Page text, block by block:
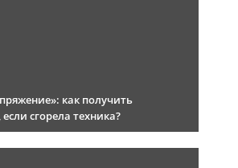
как получить
сгорела техника?